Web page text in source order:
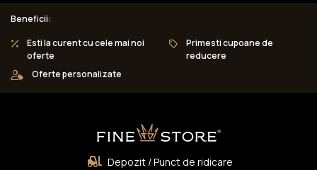
Beneficii:
Esti la curent cu cele mai noi
oferte
Primesti cupoane de
reducere
Oferte personalizate
Depozit / Punct de ridicare